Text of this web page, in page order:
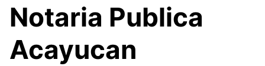
Notaria Publica
Acayucan